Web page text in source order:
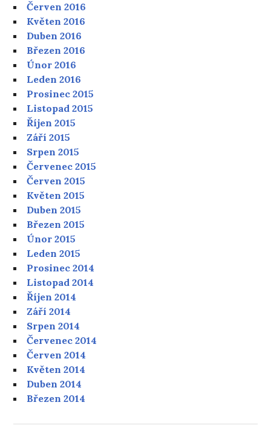
Červen 2016
Květen 2016
Duben 2016
Březen 2016
Únor 2016
Leden 2016
Prosinec 2015
Listopad 2015
Říjen 2015
Září 2015
Srpen 2015
Červenec 2015
Červen 2015
Květen 2015
Duben 2015
Březen 2015
Únor 2015
Leden 2015
Prosinec 2014
Listopad 2014
Říjen 2014
Září 2014
Srpen 2014
Červenec 2014
Červen 2014
Květen 2014
Duben 2014
Březen 2014